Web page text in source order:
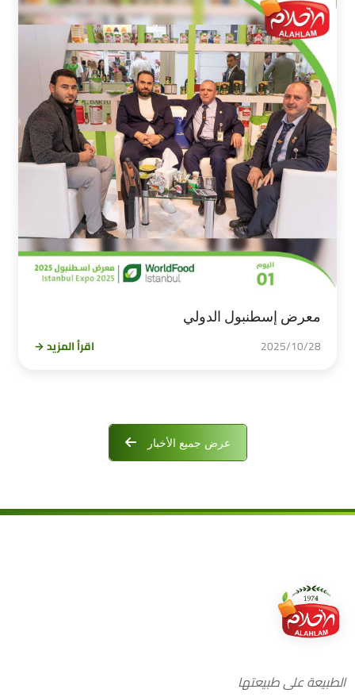
معرض إسطنبول الدولي
2025/10/28 اقرأ المزيد →
عرض جميع الأخبار
الطبيعة على طبيعتها